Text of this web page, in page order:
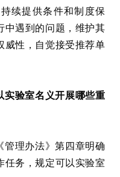
续提供条件和制度保
中遇到的问题，维护其
威性，自觉接受推荐单
实验室名义开展哪些重
管理办法》第四章明确
任务，规定可以实验室